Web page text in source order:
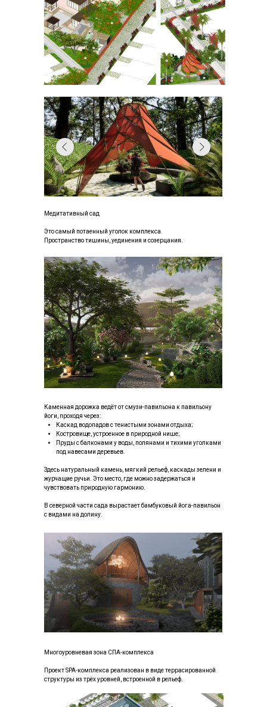
Каменная дорожка ведёт от смузи-павильона к павильону
йоги, проходя через:
Каскад водопадов с тенистыми зонами отдыха;
Костровище, устроенное в природной нише;
Пруды с балконами у воды, полянами и тихими уголками
под навесами деревьев.
Здесь натуральный камень, мягкий рельеф, каскады зелени и
журчащие ручьи. Это место, где можно задержаться и
чувствовать природную гармонию.
В северной части сада вырастает бамбуковый йога-павильон
с видами на долину.
Медитативный сад
Это самый потаенный уголок комплекса.
Пространство тишины, уединения и созерцания.
Многоуровневая зона СПА-комплекса
Проект SPA-комплекса реализован в виде террасированной
структуры из трёх уровней, встроенной в рельеф.